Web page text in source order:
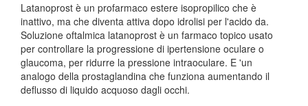
Latanoprost è un profarmaco estere isopropilico che è
inattivo, ma che diventa attiva dopo idrolisi per l'acido da.
Soluzione oftalmica latanoprost è un farmaco topico usato
per controllare la progressione di ipertensione oculare o
glaucoma, per ridurre la pressione intraoculare. E 'un
analogo della prostaglandina che funziona aumentando il
deflusso di liquido acquoso dagli occhi.